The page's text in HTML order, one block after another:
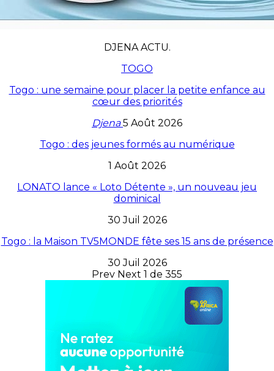
DJENA ACTU.
TOGO
Togo : une semaine pour placer la petite enfance au
cœur des priorités
Djena5 Août 2026
Togo : des jeunes formés au numérique
1 Août 2026
LONATO lance « Loto Détente », un nouveau jeu
dominical
30 Juil 2026
Togo : la Maison TV5MONDE fête ses 15 ans de présence
30 Juil 2026
Prev Next 1 de 355